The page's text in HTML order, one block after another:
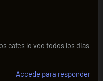
cafes lo veo todos los dias
Accede para responder